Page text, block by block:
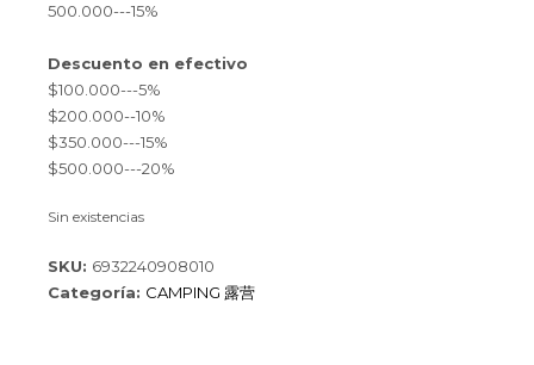
500.000---15%
Descuento en efectivo
$100.000---5%
$200.000--10%
$350.000---15%
$500.000---20%
Sin existencias
SKU: 6932240908010
Categoría: CAMPING 露营